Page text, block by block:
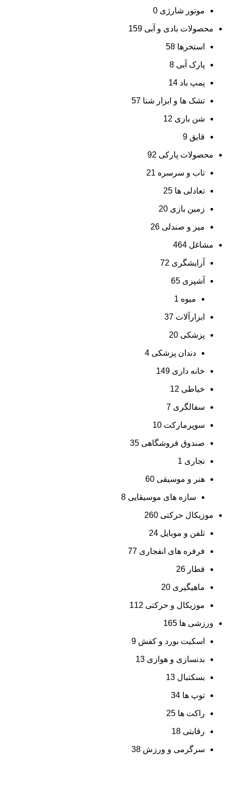
موتور شارژی 0
محصولات بادی و آبی 159
استخرها 58
پارک آبی 8
پمپ باد 14
تشک ها و ابزار شنا 57
شن بازی 12
قایق 9
محصولات پارکی 92
تاب و سرسره 21
تعادلی ها 25
زمین بازی 20
میز و صندلی 26
مشاغل 464
آرایشگری 72
آشپزی 65
میوه 1
ابزارآلات 37
پزشکی 20
دندان پزشکی 4
خانه داری 149
خیاطی 12
سفالگری 7
سوپرمارکت 10
صندوق فروشگاهی 35
نجاری 1
هنر و موسیقی 60
سازه های موسیقایی 8
موزیکال حرکتی 260
تلفن و موبایل 24
فرفره های انفجاری 77
قطار 26
ماهیگیری 20
موزیکال و حرکتی 112
ورزشی ها 165
اسکیت بورد و کفش 9
بدنسازی و هوازی 13
بسکتبال 13
توپ ها 34
راکت ها 25
رقابتی 18
سرگرمی و ورزش 38